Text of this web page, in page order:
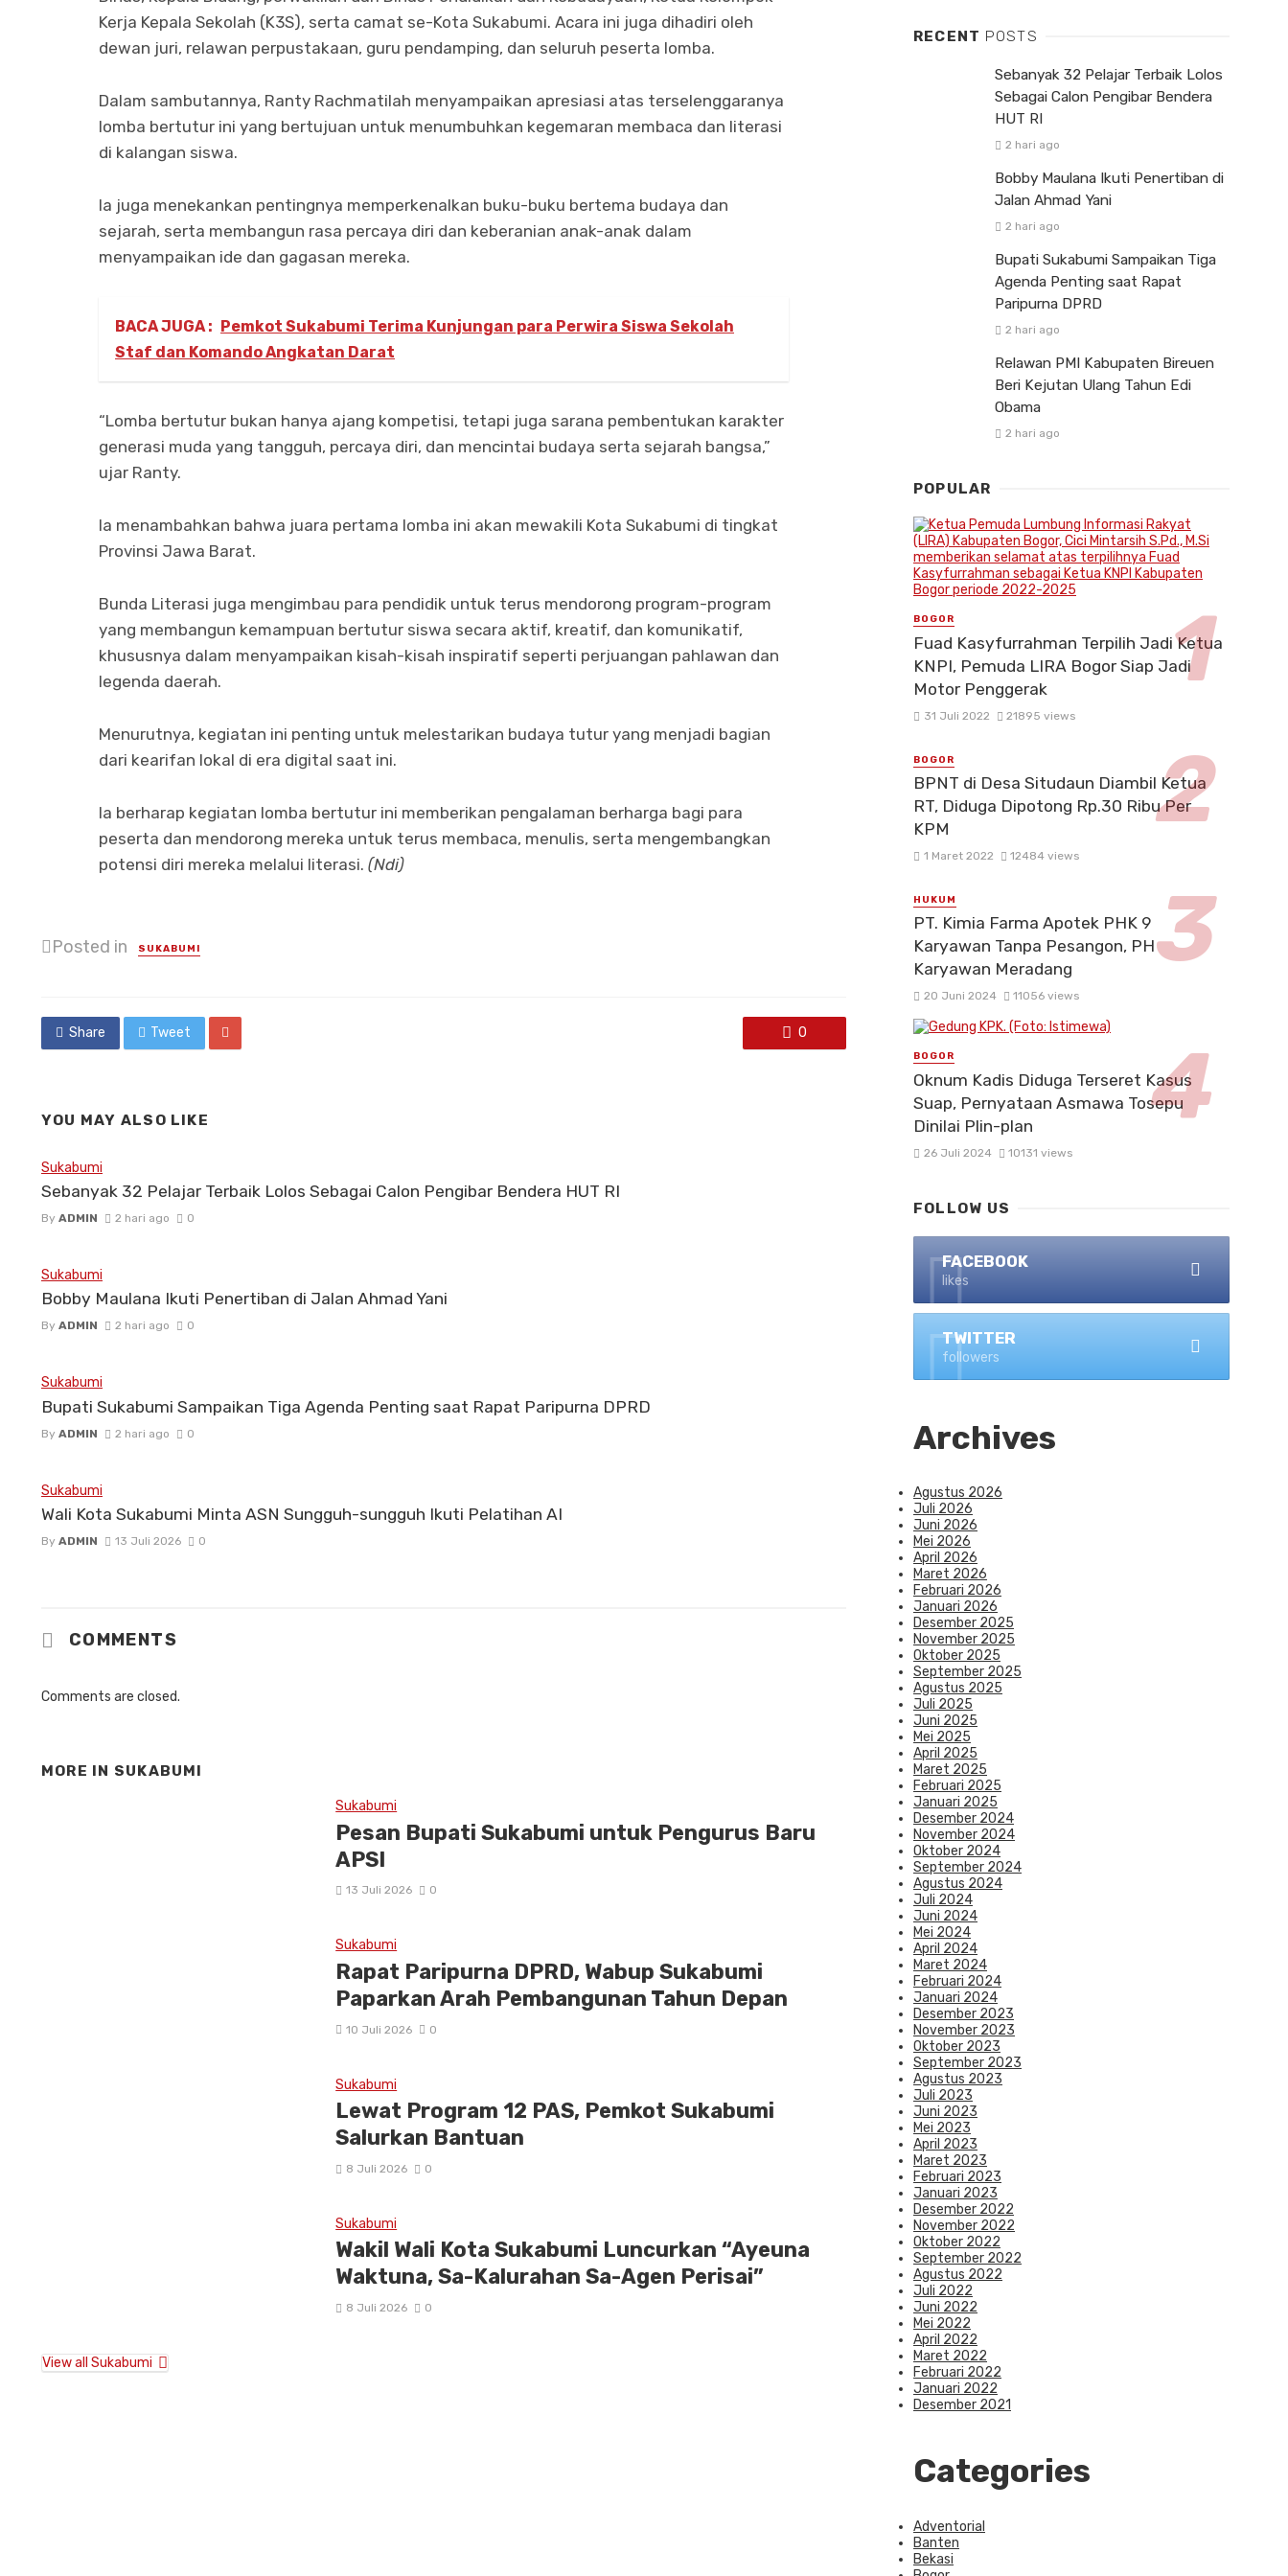
Kerja Kepala Sekolah (K3S), serta camat se-Kota Sukabumi. Acara ini juga dihadiri oleh
dewan juri, relawan perpustakaan, guru pendamping, dan seluruh peserta lomba.
Dalam sambutannya, Ranty Rachmatilah menyampaikan apresiasi atas terselenggaranya
lomba bertutur ini yang bertujuan untuk menumbuhkan kegemaran membaca dan literasi
di kalangan siswa.
Ia juga menekankan pentingnya memperkenalkan buku-buku bertema budaya dan
sejarah, serta membangun rasa percaya diri dan keberanian anak-anak dalam
menyampaikan ide dan gagasan mereka.
BACA JUGA : Pemkot Sukabumi Terima Kunjungan para Perwira Siswa Sekolah
Staf dan Komando Angkatan Darat
“Lomba bertutur bukan hanya ajang kompetisi, tetapi juga sarana pembentukan karakter
generasi muda yang tangguh, percaya diri, dan mencintai budaya serta sejarah bangsa,”
ujar Ranty.
Ia menambahkan bahwa juara pertama lomba ini akan mewakili Kota Sukabumi di tingkat
Provinsi Jawa Barat.
Bunda Literasi juga mengimbau para pendidik untuk terus mendorong program-program
yang membangun kemampuan bertutur siswa secara aktif, kreatif, dan komunikatif,
khususnya dalam menyampaikan kisah-kisah inspiratif seperti perjuangan pahlawan dan
legenda daerah.
Menurutnya, kegiatan ini penting untuk melestarikan budaya tutur yang menjadi bagian
dari kearifan lokal di era digital saat ini.
Ia berharap kegiatan lomba bertutur ini memberikan pengalaman berharga bagi para
peserta dan mendorong mereka untuk terus membaca, menulis, serta mengembangkan
potensi diri mereka melalui literasi. (Ndi)
Posted in SUKABUMI
Share Tweet 0
YOU MAY ALSO LIKE
Sukabumi
Sebanyak 32 Pelajar Terbaik Lolos Sebagai Calon Pengibar Bendera HUT RI
By ADMIN 2 hari ago 0
Sukabumi
Bobby Maulana Ikuti Penertiban di Jalan Ahmad Yani
By ADMIN 2 hari ago 0
Sukabumi
Bupati Sukabumi Sampaikan Tiga Agenda Penting saat Rapat Paripurna DPRD
By ADMIN 2 hari ago 0
Sukabumi
Wali Kota Sukabumi Minta ASN Sungguh-sungguh Ikuti Pelatihan AI
By ADMIN 13 Juli 2026 0
COMMENTS
Comments are closed.
MORE IN SUKABUMI
Sukabumi
Pesan Bupati Sukabumi untuk Pengurus Baru
APSI
13 Juli 2026 0
Sukabumi
Rapat Paripurna DPRD, Wabup Sukabumi
Paparkan Arah Pembangunan Tahun Depan
10 Juli 2026 0
Sukabumi
Lewat Program 12 PAS, Pemkot Sukabumi
Salurkan Bantuan
8 Juli 2026 0
Sukabumi
Wakil Wali Kota Sukabumi Luncurkan “Ayeuna
Waktuna, Sa-Kalurahan Sa-Agen Perisai”
8 Juli 2026 0
View all Sukabumi
RECENT POSTS
Sebanyak 32 Pelajar Terbaik Lolos
Sebagai Calon Pengibar Bendera
HUT RI
2 hari ago
Bobby Maulana Ikuti Penertiban di
Jalan Ahmad Yani
2 hari ago
Bupati Sukabumi Sampaikan Tiga
Agenda Penting saat Rapat
Paripurna DPRD
2 hari ago
Relawan PMI Kabupaten Bireuen
Beri Kejutan Ulang Tahun Edi
Obama
2 hari ago
POPULAR
BOGOR
Fuad Kasyfurrahman Terpilih Jadi Ketua
KNPI, Pemuda LIRA Bogor Siap Jadi
Motor Penggerak
31 Juli 2022 21895 views
BOGOR
BPNT di Desa Situdaun Diambil Ketua
RT, Diduga Dipotong Rp.30 Ribu Per
KPM
1 Maret 2022 12484 views
HUKUM
PT. Kimia Farma Apotek PHK 9
Karyawan Tanpa Pesangon, PH
Karyawan Meradang
20 Juni 2024 11056 views
BOGOR
Oknum Kadis Diduga Terseret Kasus
Suap, Pernyataan Asmawa Tosepu
Dinilai Plin-plan
26 Juli 2024 10131 views
FOLLOW US
FACEBOOK
likes
TWITTER
followers
Archives
Agustus 2026
Juli 2026
Juni 2026
Mei 2026
April 2026
Maret 2026
Februari 2026
Januari 2026
Desember 2025
November 2025
Oktober 2025
September 2025
Agustus 2025
Juli 2025
Juni 2025
Mei 2025
April 2025
Maret 2025
Februari 2025
Januari 2025
Desember 2024
November 2024
Oktober 2024
September 2024
Agustus 2024
Juli 2024
Juni 2024
Mei 2024
April 2024
Maret 2024
Februari 2024
Januari 2024
Desember 2023
November 2023
Oktober 2023
September 2023
Agustus 2023
Juli 2023
Juni 2023
Mei 2023
April 2023
Maret 2023
Februari 2023
Januari 2023
Desember 2022
November 2022
Oktober 2022
September 2022
Agustus 2022
Juli 2022
Juni 2022
Mei 2022
April 2022
Maret 2022
Februari 2022
Januari 2022
Desember 2021
Categories
Adventorial
Banten
Bekasi